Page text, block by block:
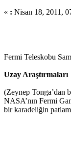
« : Nisan 18, 2011,
Fermi Teleskobu
Uzay Araştırmaları
(Zeynep Tonga’dan
NASA’nın Fermi
bir karadeliğin